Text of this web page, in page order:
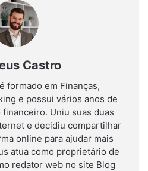
Castro
formado em Finanças,
e possui vários anos de
Uniu suas duas
e decidiu compartilhar
online para ajudar mais
atua como proprietário de
redator web no site Blog